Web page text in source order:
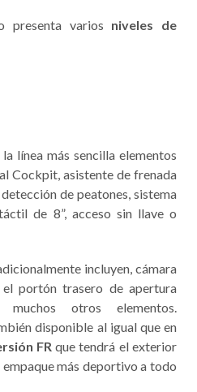
presenta varios niveles de
línea más sencilla elementos
Cockpit, asistente de frenada
de peatones, sistema
de 8”, acceso sin llave o
incluyen, cámara
portón trasero de apertura
otros elementos.
disponible al igual que en
FR que tendrá el exterior
más deportivo a todo